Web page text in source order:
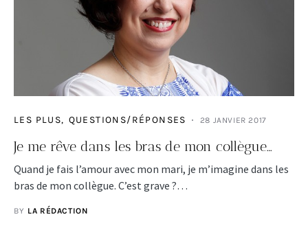
LES PLUS QUESTIONS/RÉPONSES 28 JANVIER 2017
Je me rêve dans les bras de mon collègue…
Quand je fais l’amour avec mon mari, je m’imagine dans les
bras de mon collègue. C’est grave ?…
BY LA RÉDACTION